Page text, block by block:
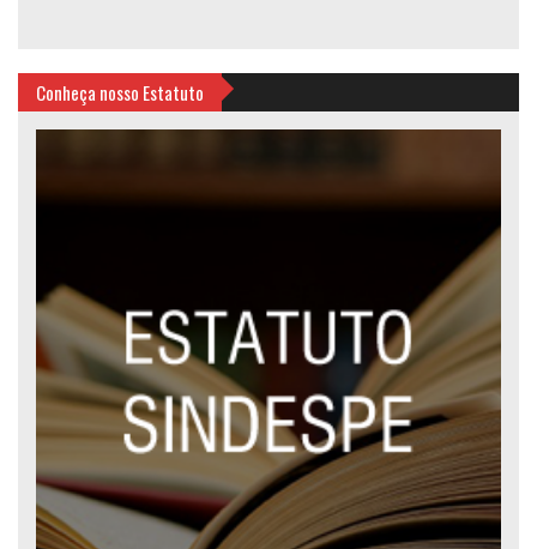
Conheça nosso Estatuto